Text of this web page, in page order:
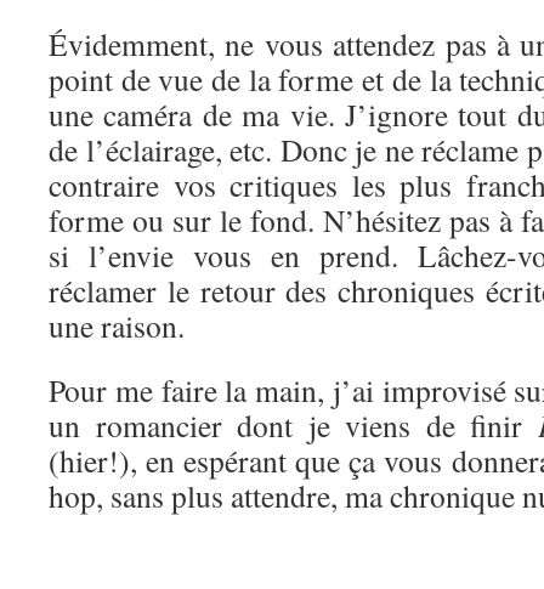
Évidemment, ne vous attendez pas à
point de vue de la forme et de la
une caméra de ma vie. J’ignore tout
de l’éclairage, etc. Donc je ne réclame
contraire vos critiques les plus
forme ou sur le fond. N’hésitez pas à
si l’envie vous en prend. Lâchez-
réclamer le retour des chroniques
une raison.
Pour me faire la main, j’ai improvisé
un romancier dont je viens de finir
(hier!), en espérant que ça vous
hop, sans plus attendre, ma chronique